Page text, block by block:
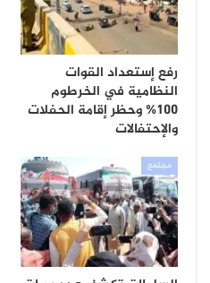
رفع إستعداد القوات
النظامية في الخرطوم
100% وحظر إقامة الحفلات
والإحتفالات
مجتمع